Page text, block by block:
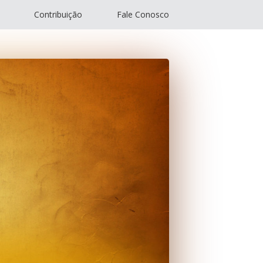
Contribuição Fale Conosco